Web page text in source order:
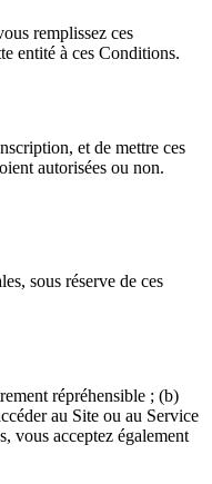
remplissez ces
entité à ces Conditions.
et de mettre ces
autorisées ou non.
sous réserve de ces
répréhensible ; (b)
au Site ou au Service
vous acceptez également